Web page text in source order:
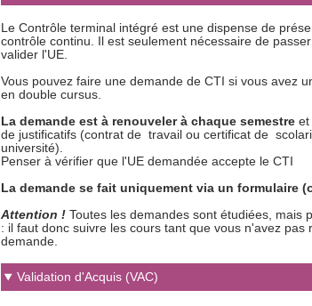
Le Contrôle terminal intégré est une dispense de
contrôle continu. Il est seulement nécessaire de
valider l'UE.
Vous pouvez faire une demande de CTI si vous avez
en double cursus.
La demande est à renouveler à chaque semestre et
de justificatifs (contrat de travail ou certificat de
université).
Penser à vérifier que l'UE demandée accepte le CTI
La demande se fait uniquement via un formulaire
Attention ! Toutes les demandes sont étudiées, mais
: il faut donc suivre les cours tant que vous n'avez pas
demande.
Validation d'Acquis (VAC)